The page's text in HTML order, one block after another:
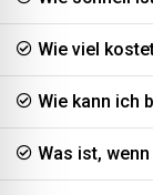
Wie viel
Wie kann ich
Was ist,